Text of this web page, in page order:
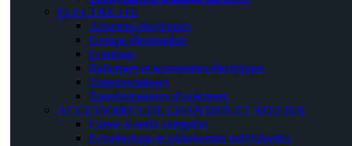
ELECTRICITE
Armoires électriques
Groupe électrogène
Eclairage
Rallonges et accessoires électriques
Transformateurs
Transformateurs d'isolement
ACCESSOIRES DE CHANTIER ET ATELIER
Caisse à outils complète
Echafaudage et plateformes individuelles